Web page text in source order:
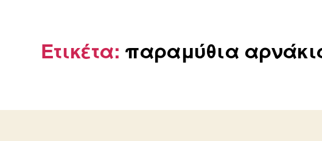
Ετικέτα: παραμύθια